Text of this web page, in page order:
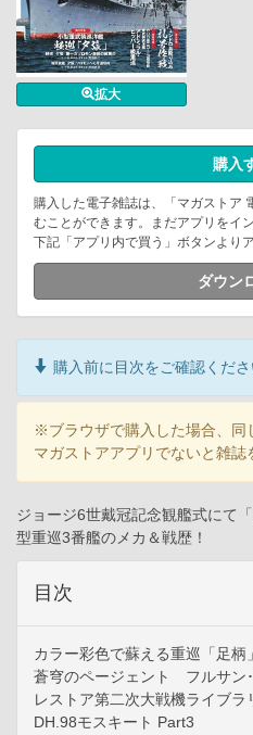
拡大
購入
購入した電子雑誌は、「マガストア
むことができます。まだアプリをイ
下記「アプリ内で買う」ボタンより
ダウン
購入前に目次をご確認くださ
※ブラウザで購入した場合、同
マガストアアプリでないと雑誌
ジョージ6世戴冠記念観艦式にて
型重巡3番艦のメカ＆戦歴！
目次
カラー彩色で蘇える重巡「足柄」
蒼穹のページェント フルサン
レストア第二次大戦機ライブ
DH.98モスキート Part3